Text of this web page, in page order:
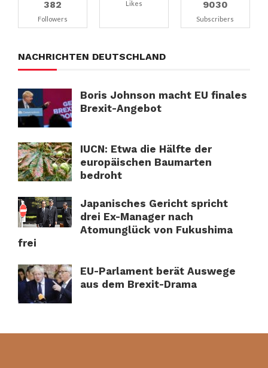
382
Followers
Likes 9030
Subscribers
NACHRICHTEN DEUTSCHLAND
Boris Johnson macht EU finales
Brexit-Angebot
IUCN: Etwa die Hälfte der
europäischen Baumarten
bedroht
Japanisches Gericht spricht
drei Ex-Manager nach
Atomunglück von Fukushima
frei
EU-Parlament berät Auswege
aus dem Brexit-Drama